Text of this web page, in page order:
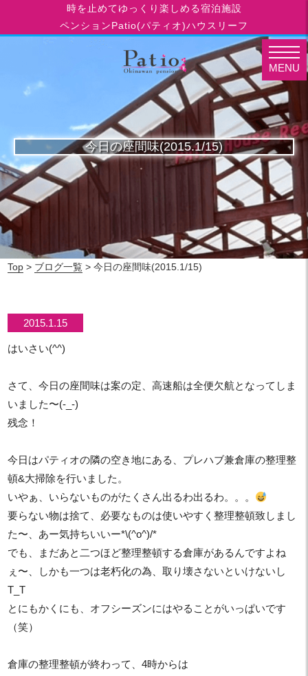
時を止めてゆっくり楽しめる宿泊施設
ペンションPatio(パティオ)ハウスリーフ
今日の座間味(2015.1/15)
Top > ブログ一覧 > 今日の座間味(2015.1/15)
2015.1.15
はいさい(^^)
さて、今日の座間味は案の定、高速船は全便欠航となってしま
いました〜(-_-)
残念！
今日はパティオの隣の空き地にある、プレハブ兼倉庫の整理整
頓&大掃除を行いました。
いやぁ、いらないものがたくさん出るわ出るわ。。。
要らない物は捨て、必要なものは使いやすく整理整頓致しまし
た〜、あー気持ちいいー*\(^o^)/*
でも、まだあと二つほど整理整頓する倉庫があるんですよね
ぇ〜、しかも一つは老朽化の為、取り壊さないといけないし
T_T
とにもかくにも、オフシーズンにはやることがいっぱいです
（笑）
倉庫の整理整頓が終わって、4時からは
MENU